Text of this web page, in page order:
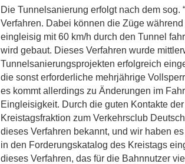
Die Tunnelsanierung erfolgt nach dem sog.
Verfahren. Dabei können die Züge
eingleisig mit 60 km/h durch den Tunnel
wird gebaut. Dieses Verfahren wurde
Tunnelsanierungsprojekten erfolgreich
die sonst erforderliche mehrjährige
es kommt allerdings zu Änderungen im
Eingleisigkeit. Durch die guten Kontakte
Kreistagsfraktion zum Verkehrsclub
dieses Verfahren bekannt, und wir haben
in den Forderungskatalog des Kreistags
dieses Verfahren, das für die Bahnnutzer